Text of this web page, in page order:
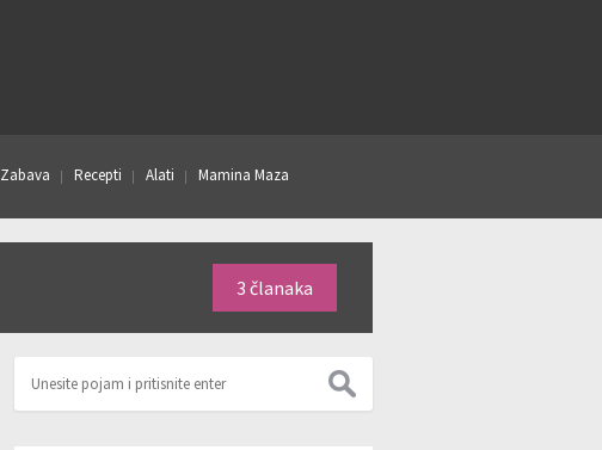
Zabava Recepti Alati Mamina Maza
3 članaka